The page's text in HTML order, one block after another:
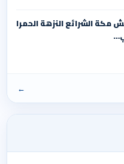
الشرائع النزهة الحمرا
←